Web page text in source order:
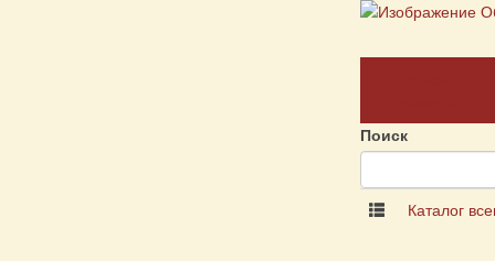
Поиск
Каталог